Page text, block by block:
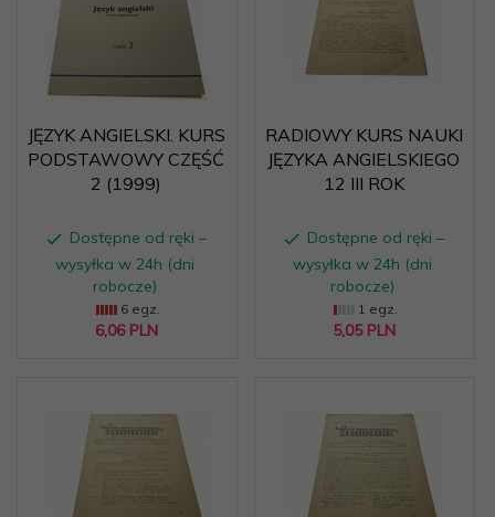
JĘZYK ANGIELSKI. KURS
PODSTAWOWY CZĘŚĆ
2 (1999)
Dostępne od ręki –
wysyłka w 24h (dni
robocze)
6 egz.
6,06 PLN
RADIOWY KURS NAUKI
JĘZYKA ANGIELSKIEGO
12 III ROK
Dostępne od ręki –
wysyłka w 24h (dni
robocze)
1 egz.
5,05 PLN